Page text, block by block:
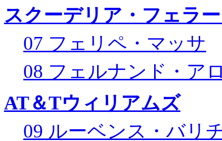
スクーデリア・フェラ
07 フェリペ・マッサ
08 フェルナンド・ア
AT＆Tウィリアムズ
09 ルーベンス・バリ